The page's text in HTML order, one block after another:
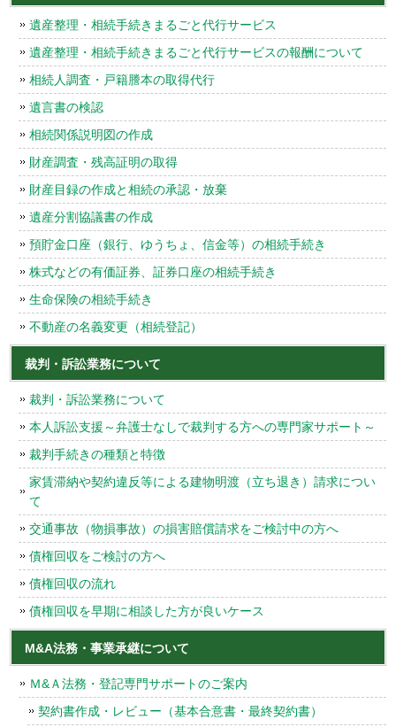
遺産整理・相続手続きまるごと代行サービス
遺産整理・相続手続きまるごと代行サービスの報酬について
相続人調査・戸籍謄本の取得代行
遺言書の検認
相続関係説明図の作成
財産調査・残高証明の取得
財産目録の作成と相続の承認・放棄
遺産分割協議書の作成
預貯金口座（銀行、ゆうちょ、信金等）の相続手続き
株式などの有価証券、証券口座の相続手続き
生命保険の相続手続き
不動産の名義変更（相続登記）
裁判・訴訟業務について
裁判・訴訟業務について
本人訴訟支援～弁護士なしで裁判する方への専門家サポート～
裁判手続きの種類と特徴
家賃滞納や契約違反等による建物明渡（立ち退き）請求につい
て
交通事故（物損事故）の損害賠償請求をご検討中の方へ
債権回収をご検討の方へ
債権回収の流れ
債権回収を早期に相談した方が良いケース
M&A法務・事業承継について
Ｍ&Ａ法務・登記専門サポートのご案内
契約書作成・レビュー（基本合意書・最終契約書）